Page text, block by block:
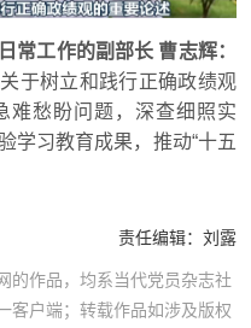
常工作的副部长 曹志辉：
于树立和践行正确政绩观
难愁盼问题，深查细照实
学习教育成果，推动“十五
责任编辑： 刘露
的作品，均系当代党员杂志社
客户端；转载作品如涉及版权